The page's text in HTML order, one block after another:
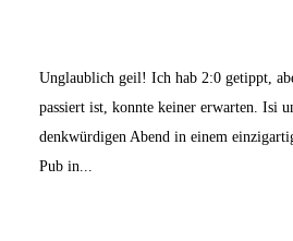
Unglaublich geil! Ich hab 2:0 getippt,
passiert ist, konnte keiner erwarten. Isi
denkwürdigen Abend in einem
Pub in...